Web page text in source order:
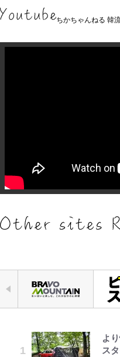
ちかちゃんねる 韓
よ
ス
宮
骨
「
戦≡
空
公
(3)
｢最
が
毎
人
て